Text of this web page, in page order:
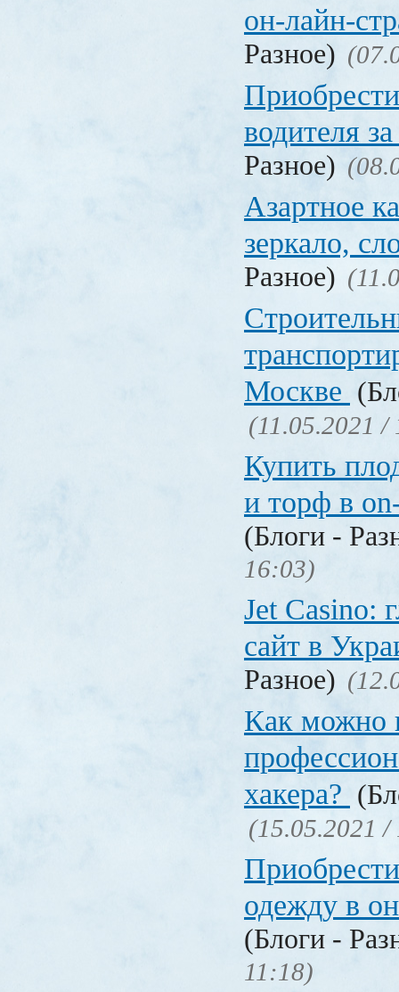
он-лайн-
Разное)
водителя
Разное)
Азартное
зеркало,
Разное)
Москве
(11.05.2021 /
Купить
и торф в
(Блоги -
16:03)
Jet Сasino:
сайт в
Разное)
Как можно
хакера?
(15.05.2021 /
одежду в
(Блоги -
11:18)